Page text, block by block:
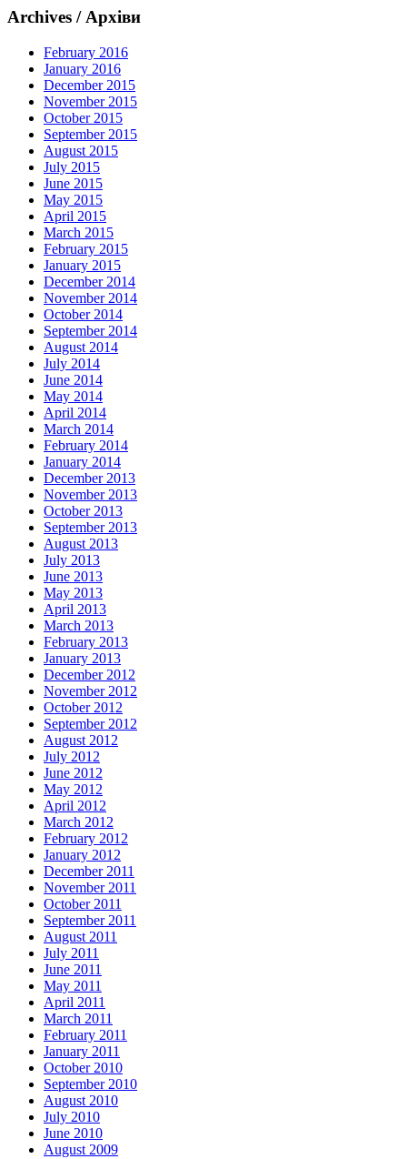
Archives / Архіви
February 2016
January 2016
December 2015
November 2015
October 2015
September 2015
August 2015
July 2015
June 2015
May 2015
April 2015
March 2015
February 2015
January 2015
December 2014
November 2014
October 2014
September 2014
August 2014
July 2014
June 2014
May 2014
April 2014
March 2014
February 2014
January 2014
December 2013
November 2013
October 2013
September 2013
August 2013
July 2013
June 2013
May 2013
April 2013
March 2013
February 2013
January 2013
December 2012
November 2012
October 2012
September 2012
August 2012
July 2012
June 2012
May 2012
April 2012
March 2012
February 2012
January 2012
December 2011
November 2011
October 2011
September 2011
August 2011
July 2011
June 2011
May 2011
April 2011
March 2011
February 2011
January 2011
October 2010
September 2010
August 2010
July 2010
June 2010
August 2009